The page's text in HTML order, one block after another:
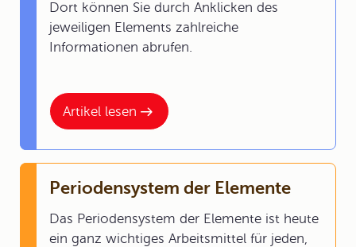
Artikel lesen
Dort können Sie durch Anklicken des
jeweiligen Elements zahlreiche
Informationen abrufen.
Periodensystem der Elemente
Das Periodensystem der Elemente ist heute
ein ganz wichtiges Arbeitsmittel für jeden,